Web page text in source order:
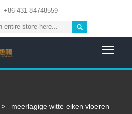
+86-431-84748559

> meerlagige witte eiken vloeren